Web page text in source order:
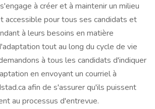
à créer et à maintenir un milieu
accessible pour tous ses candidats et
à leurs besoins en matière
tout au long du cycle de vie
à tous les candidats d'indiquer
en envoyant un courriel à
afin de s'assurer qu'ils puissent
au processus d'entrevue.